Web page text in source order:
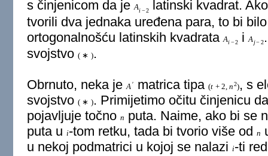
s činjenicom da jeAi− 2
latinski kvadrat.
tvorili dva jednaka uređena para, to bi
ortogonalnošću latinskih kvadrata Ai− 2 iAj− 2
svojstvo ( ∗ ).
Obrnuto, neka je A ′ matrica tipa(t + 2 n2), s
svojstvo ( ∗ ). Primijetimo očitu činjenicu
pojavljuje točno n puta. Naime, ako bi se
puta u i-tom retku, tada bi tvorio više od n
u nekoj podmatrici u kojoj se nalazi i-ti